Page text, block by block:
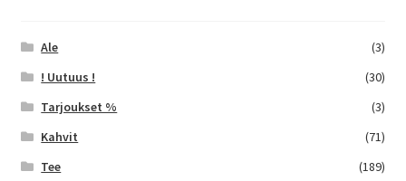
Ale
(3)
! Uutuus !
(30)
Tarjoukset %
(3)
Kahvit
(71)
Tee
(189)